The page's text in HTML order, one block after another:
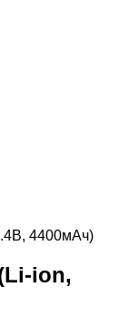
4400мАч)
ion,